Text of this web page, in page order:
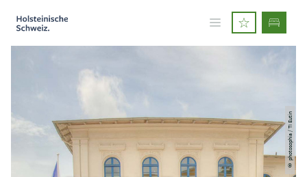
© photosophia / TI Eutin